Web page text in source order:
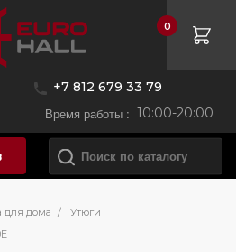
+7 812 679 33 79
Время работы : 10:00-20:00
0
для дома /
Утюги